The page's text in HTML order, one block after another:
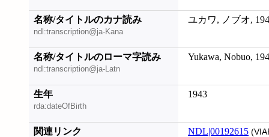
名称/タイトルのカナ読み
ndl:transcription@ja-Kana
ユカワ, ノブオ,
名称/タイトルのローマ字読み
ndl:transcription@ja-Latn
Yukawa, Nobuo,
生年
rda:dateOfBirth
1943
関連リンク NDL|00192615